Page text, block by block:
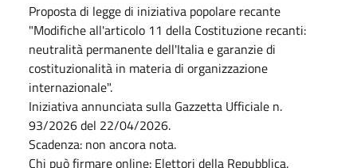
Proposta di legge di iniziativa popolare recante
"Modifiche all'articolo 11 della Costituzione recanti:
neutralità permanente dell'Italia e garanzie di
costituzionalità in materia di organizzazione
internazionale".
Iniziativa annunciata sulla Gazzetta Ufficiale n.
93/2026 del 22/04/2026.
Scadenza: non ancora nota.
Chi può firmare online: Elettori della Repubblica.